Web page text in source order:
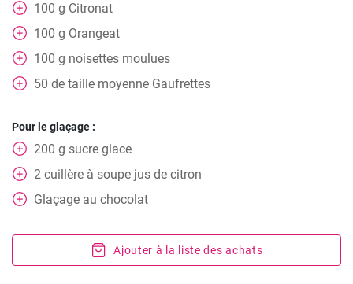
100 g Citronat
100 g Orangeat
100 g noisettes moulues
50 de taille moyenne Gaufrettes
Pour le glaçage :
200 g sucre glace
2 cuillère à soupe jus de citron
Glaçage au chocolat
Ajouter à la liste des achats